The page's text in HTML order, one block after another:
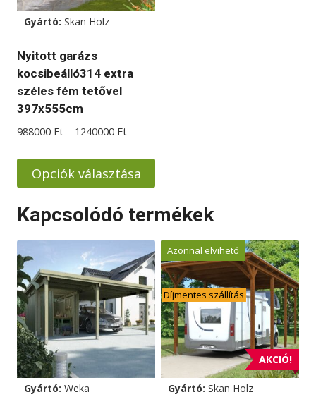
Gyártó: Skan Holz
Nyitott garázs
kocsibeálló314 extra
széles fém tetővel
397x555cm
988000 Ft – 1240000 FtÁrtartomány:
-
1240000 Ft
Opciók választása
a
több
variációja
van.
A
változatok
a
termékoldalon
választhatók
Kapcsolódó termékek
Gyártó: Weka
AKCIÓ!
Azonnal elvihető
Díjmentes szállítás
Gyártó: Skan Holz